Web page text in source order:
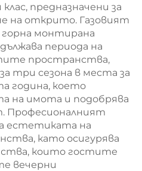
предназначени за
на открито. Газовият
горна монтирана
периода на
пространства,
три сезона в места за
година, което
на имота и подобрява
Професионалният
естетиката на
като осигурява
които гостите
вечерни